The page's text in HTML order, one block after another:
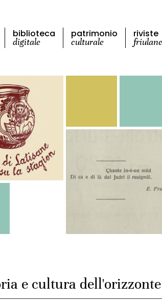
biblioteca
digitale
patrimonio
culturale
riviste
friulane
e cultura